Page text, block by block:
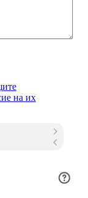
на их